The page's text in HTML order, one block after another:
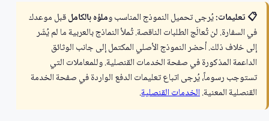
📋 تعليمات:يُرجى تحميل النموذج المناسب وملؤه بالكاملقبل موعدك
في السفارة. لن تُعالَج الطلبات الناقصة. تُملأ النماذج بالعربية ما لم يُشَر
إلى خلاف ذلك. أحضر النموذج الأصلي المكتمل إلى جانب الوثائق
الداعمة المذكورة في صفحة الخدمات القنصلية. وللمعاملات التي
تستوجب رسوماً، يُرجى اتباع تعليمات الدفع الواردة في صفحة الخدمة
القنصلية المعنية.الخدمات القنصلية.